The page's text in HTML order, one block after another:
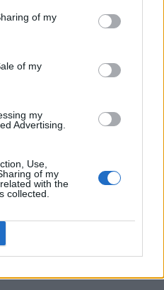
of my
of my
my
Advertising.
Use,
of my
with the
collected.
ieșit din
înaintea
Și voia
din UE…